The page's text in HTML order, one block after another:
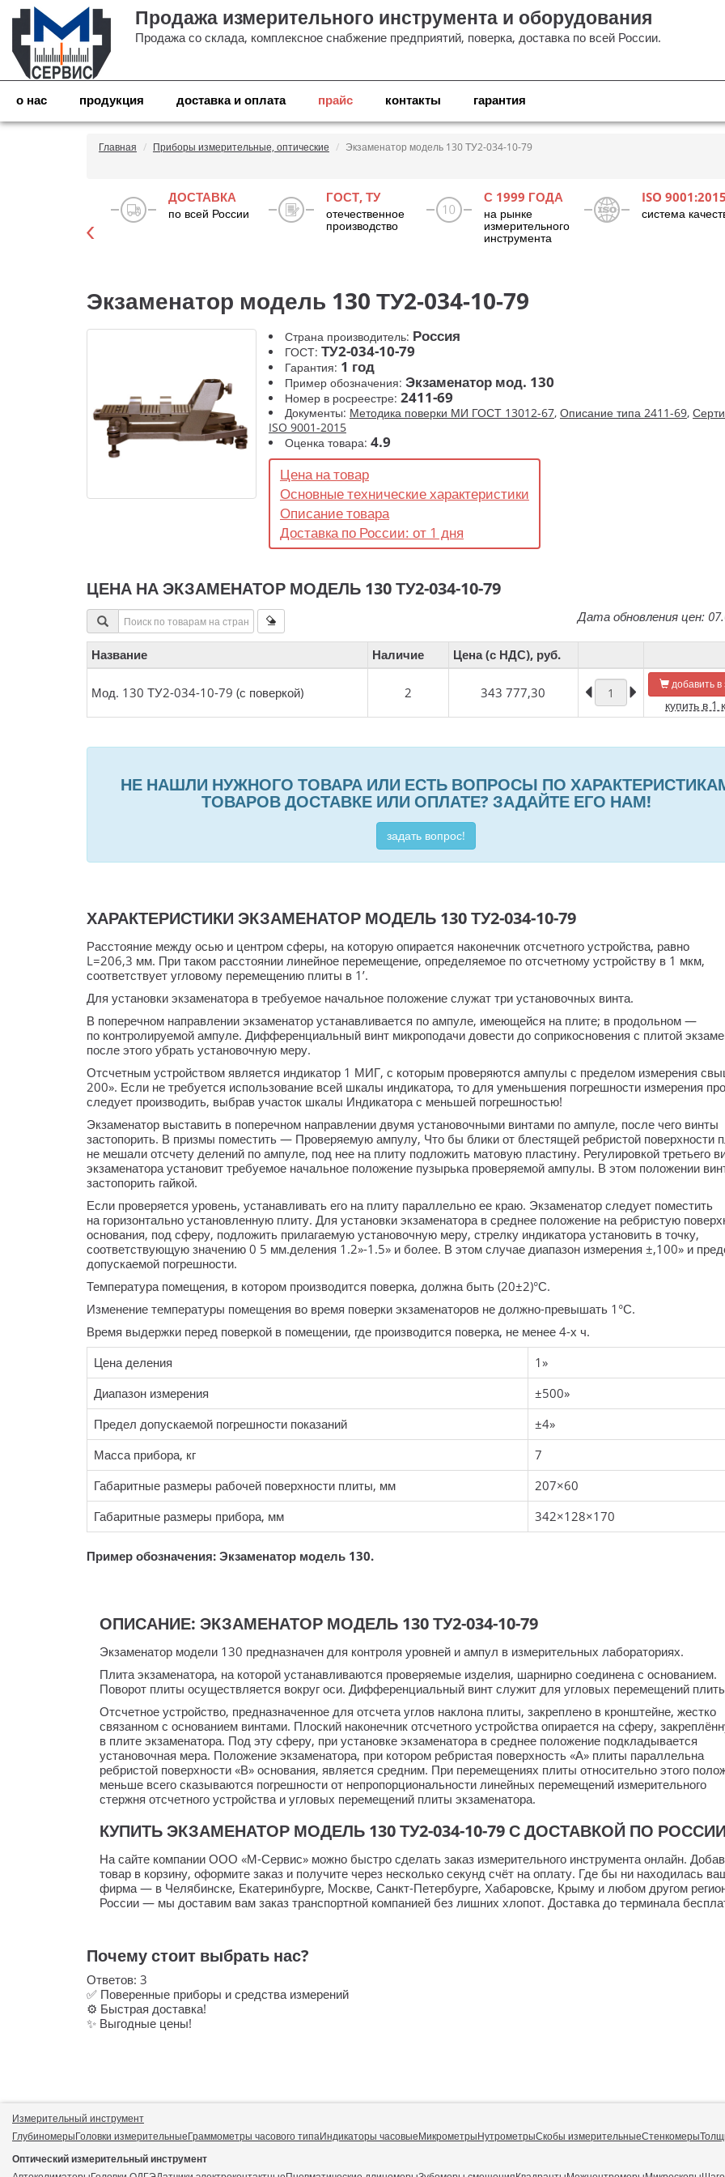
Продажа измерительного инструмента и оборудования
Продажа со склада, комплексное снабжение предприятий, поверка, доставка по всей России.
о нас продукция доставка и оплата прайс контакты гарантия
Главная Приборы измерительные, оптические Экзаменатор модель 130 ТУ2-034-10-79
ДОСТАВКА
по всей России
ГОСТ, ТУ
отечественное
производство
С 1999 ГОДА
на рынке
измерительного
инструмента
ISO 9001:2015
система
Экзаменатор модель 130 ТУ2-034-10-79
Страна производитель: Россия
ГОСТ: ТУ2-034-10-79
Гарантия: 1 год
Пример обозначения: Экзаменатор мод. 130
Номер в росреестре: 2411-69
Документы: Методика поверки МИ ГОСТ 13012-67, Описание типа 2411-69,
ISO 9001-2015
Оценка товара: 4.9
Цена на товар
Основные технические характеристики
Описание товара
Доставка по России: от 1 дня
ЦЕНА НА ЭКЗАМЕНАТОР МОДЕЛЬ 130 ТУ2-034-10-79
Дата обновления цен:
Название Наличие Цена (с НДС), руб.
Мод. 130 ТУ2-034-10-79 (с поверкой) 2 343 777,30
добавить в
купить в 1
НЕ НАШЛИ НУЖНОГО ТОВАРА ИЛИ ЕСТЬ ВОПРОСЫ ПО
ТОВАРОВ ДОСТАВКЕ ИЛИ ОПЛАТЕ? ЗАДАЙТЕ ЕГО НАМ!
задать вопрос!
ХАРАКТЕРИСТИКИ ЭКЗАМЕНАТОР МОДЕЛЬ 130 ТУ2-034-10-79
Расстояние между осью и центром сферы, на которую опирается наконечник отсчетного устройства, равно
L=206,3 мм. При таком расстоянии линейное перемещение, определяемое по отсчетному устройству в 1 мкм,
соответствует угловому перемещению плиты в 1’.
Для установки экзаменатора в требуемое начальное положение служат три установочных винта.
В поперечном направлении экзаменатор устанавливается по ампуле, имеющейся на плите; в продольном —
по контролируемой ампуле. Дифференциальный винт микроподачи довести до соприкосновения с плитой
после этого убрать установочную меру.
Отсчетным устройством является индикатор 1 МИГ, с которым проверяются ампулы с пределом измерения
200». Если не требуется использование всей шкалы индикатора, то для уменьшения погрешности измерения
следует производить, выбрав участок шкалы Индикатора с меньшей погрешностью!
Экзаменатор выставить в поперечном направлении двумя установочными винтами по ампуле, после чего винты
застопорить. В призмы поместить — Проверяемую ампулу, Что бы блики от блестящей ребристой поверхности
не мешали отсчету делений по ампуле, под нее на плиту подложить матовую пластину. Регулировкой третьего
экзаменатора установит требуемое начальное положение пузырька проверяемой ампулы. В этом положении
застопорить гайкой.
Если проверяется уровень, устанавливать его на плиту параллельно ее краю. Экзаменатор следует поместить
на горизонтально установленную плиту. Для установки экзаменатора в среднее положение на ребристую
основания, под сферу, подложить прилагаемую установочную меру, стрелку индикатора установить в точку,
соответствующую значению 0 5 мм.деления 1.2»-1.5» и более. В этом случае диапазон измерения ±,100» и
допускаемой погрешности.
Температура помещения, в котором производится поверка, должна быть (20±2)°С.
Изменение температуры помещения во время поверки экзаменаторов не должно-превышать1°С.
Время выдержки перед поверкой в помещении, где производится поверка, не менее 4-х ч.
Цена деления
1»
Диапазон измерения
±500»
Предел допускаемой погрешности показаний
±4»
Масса прибора, кг
7
Габаритные размеры рабочей поверхности плиты, мм
207×60
Габаритные размеры прибора, мм
342×128×170
Пример обозначения: Экзаменатор модель 130.
ОПИСАНИЕ: ЭКЗАМЕНАТОР МОДЕЛЬ 130 ТУ2-034-10-79
Экзаменатор модели 130 предназначен для контроля уровней и ампул в измерительных лабораториях.
Плита экзаменатора, на которой устанавливаются проверяемые изделия, шарнирно соединена с основанием.
Поворот плиты осуществляется вокруг оси. Дифференциальный винт служит для угловых перемещений
Отсчетное устройство, предназначенное для отсчета углов наклона плиты, закреплено в кронштейне, жестко
связанном с основанием винтами. Плоский наконечник отсчетного устройства опирается на сферу,
в плите экзаменатора. Под эту сферу, при установке экзаменатора в среднее положение подкладывается
установочная мера. Положение экзаменатора, при котором ребристая поверхность «А» плиты параллельна
ребристой поверхности «В» основания, является средним. При перемещениях плиты относительно этого
меньше всего сказываются погрешности от непропорциональности линейных перемещений измерительного
стержня отсчетного устройства и угловых перемещений плиты экзаменатора.
КУПИТЬ ЭКЗАМЕНАТОР МОДЕЛЬ 130 ТУ2-034-10-79 С ДОСТАВКОЙ ПО РОССИИ
На сайте компании ООО «М-Сервис»можно быстро сделать заказ измерительного инструмента онлайн.
товар в корзину, оформите заказ и получите через несколько секунд счёт на оплату. Где бы ни находилась
фирма — в Челябинске, Екатеринбурге, Москве, Санкт-Петербурге, Хабаровске, Крыму и любом другом
России — мы доставим вам заказ транспортной компанией без лишних хлопот. Доставка до терминала
Почему стоит выбрать нас?
Ответов: 3
✅ Поверенные приборы и средства измерений
⚙️ Быстрая доставка!
✨ Выгодные цены!
Измерительный инструмент
ГлубиномерыГоловки измерительныеГраммометры часового типаИндикаторы часовыеМикрометрыНутрометрыСкобы измерительныеСтенкомеры
Оптический измерительный инструмент